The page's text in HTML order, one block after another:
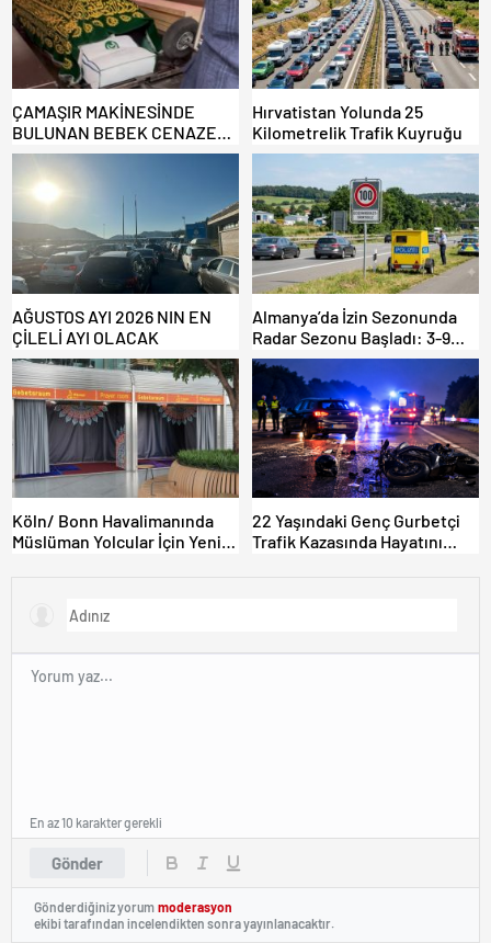
ÇAMAŞIR MAKİNESİNDE
BULUNAN BEBEK CENAZESİ
ŞOK ETTİ
Hırvatistan Yolunda 25
Kilometrelik Trafik Kuyruğu
AĞUSTOS AYI 2026 NIN EN
ÇİLELİ AYI OLACAK
Almanya’da İzin Sezonunda
Radar Sezonu Başladı: 3-9
Ağustos’ta Radar Hız
Denetimi Yapılacak!
Köln/ Bonn Havalimanında
Müslüman Yolcular İçin Yeni
22 Yaşındaki Genç Gurbetçi
Trafik Kazasında Hayatını
Gönder
En az 10 karakter gerekli
Gönderdiğiniz yorum moderasyon
ekibi tarafından incelendikten sonra yayınlanacaktır.